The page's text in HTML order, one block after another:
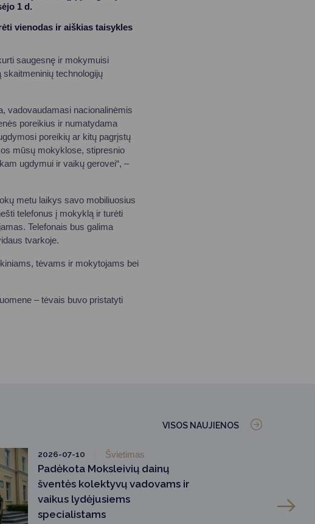
1 d.
vienodas ir aiškias taisykles
saugesnę ir mokymuisi
skaitmeninių technologijų
vadovaudamasi nacionalinėmis
poreikius ir numatydama
poreikių ar kitų pagrįstų
mūsų mokyklose, stipresnio
ugdymui ir vaikų gerovei“, –
metu laikys savo mobiliuosius
telefonus į mokyklą ir turėti
Telefonais bus galima
tvarkoje.
tėvams ir mokytojams bei
– tėvais buvo pristatyti
VISOS NAUJIENOS
2026-07-10 Švietimas
Padėkota Moksleivių dainų
šventės kolektyvų vadovams ir
vaikus lydėjusiems
specialistams